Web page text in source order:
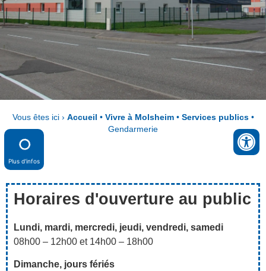
Vous êtes ici › Accueil • Vivre à Molsheim• Services publics•
Gendarmerie
Horaires d'ouverture au public
Lundi, mardi, mercredi, jeudi, vendredi, samedi
08h00 – 12h00 et 14h00 – 18h00
Dimanche, jours fériés
Plus d'infos